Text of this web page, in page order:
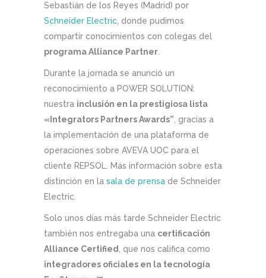
Sebastián de los Reyes (Madrid) por
Schneider Electric , donde pudimos
compartir conocimientos con colegas del
programa Alliance Partner
Durante la jornada se anunció un
reconocimiento a POWER SOLUTION:
nuestra inclusión en la prestigiosa lista
«Integrators Partners Awards” , gracias a
la implementación de una plataforma de
operaciones sobre AVEVA UOC para el
cliente REPSOL. Más información sobre esta
distinción en la sala de prensa de Schneider
Electric.
Solo unos días más tarde Schneider Electric
también nos entregaba una certificación
Alliance Certified
, que nos califica como
integradores oficiales en la tecnología